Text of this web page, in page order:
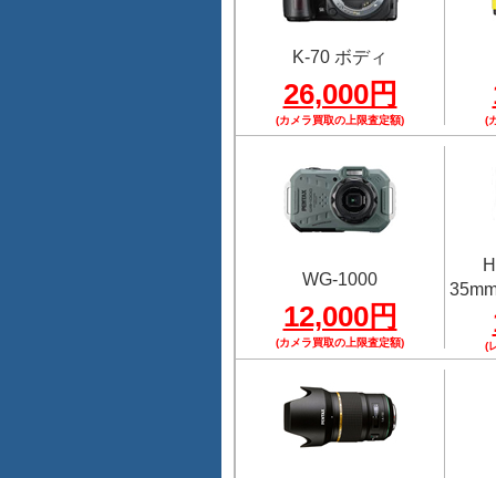
K-70 ボディ
26,000円
(カメラ買取の上限査定額) (
WG-1000
12,000円
(カメラ買取の上限査定額) (